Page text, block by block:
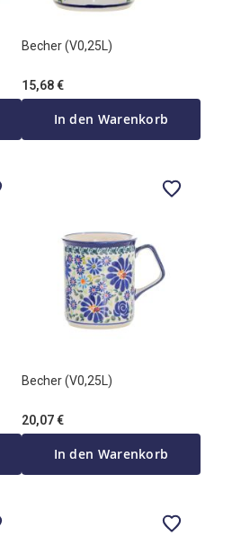
Becher (V0,25L)
15,68 €
In den Warenkorb
Becher (V0,25L)
20,07 €
In den Warenkorb